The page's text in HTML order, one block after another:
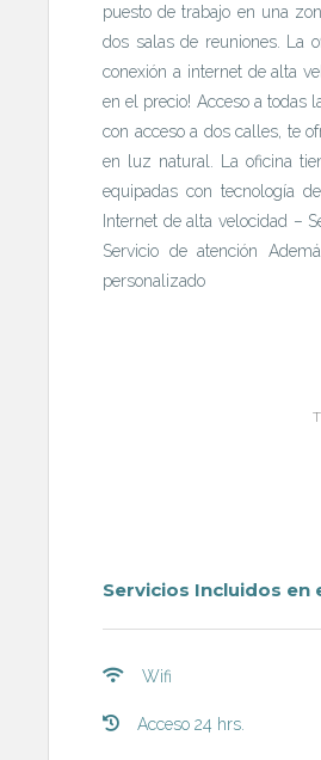
puesto de trabajo en una
dos salas de reuniones. La
conexión a internet de alta
en el precio! Acceso a todas
con acceso a dos calles, te
en luz natural. La oficina
equipadas con tecnología
Internet de alta velocidad –
Servicio de atención
personalizado
Servicios Incluidos en
Wifi
Acceso 24 hrs.